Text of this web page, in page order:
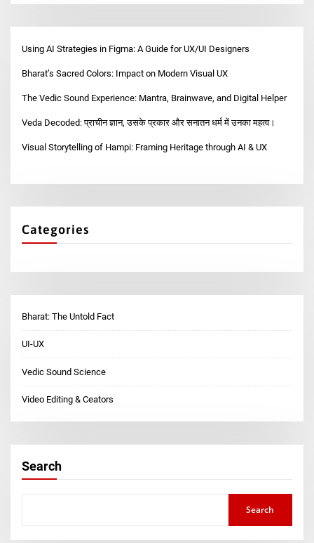
Using AI Strategies in Figma: A Guide for UX/UI Designers
Bharat’s Sacred Colors: Impact on Modern Visual UX
The Vedic Sound Experience: Mantra, Brainwave, and Digital Helper
Veda Decoded: प्राचीन ज्ञान, उसके प्रकार और सनातन धर्म में उनका महत्व।
Visual Storytelling of Hampi: Framing Heritage through AI & UX
Categories
Bharat: The Untold Fact
UI-UX
Vedic Sound Science
Video Editing & Ceators
Search
Search